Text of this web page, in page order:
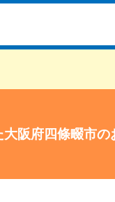
阪府四條畷市の